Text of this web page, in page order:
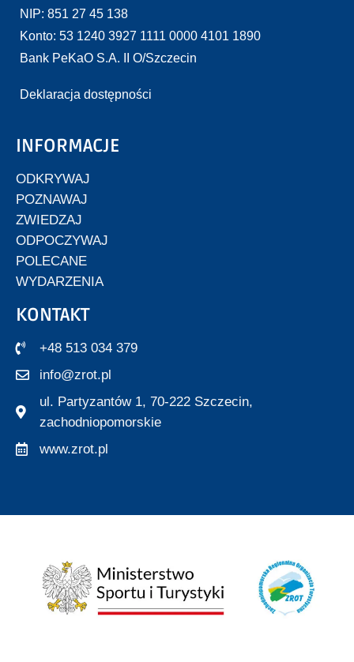
NIP: 851 27 45 138
Konto: 53 1240 3927 1111 0000 4101 1890
Bank PeKaO S.A. II O/Szczecin
Deklaracja dostępności
INFORMACJE
ODKRYWAJ
POZNAWAJ
ZWIEDZAJ
ODPOCZYWAJ
POLECANE
WYDARZENIA
KONTAKT
+48 513 034 379
info@zrot.pl
ul. Partyzantów 1, 70-222 Szczecin,
zachodniopomorskie
www.zrot.pl